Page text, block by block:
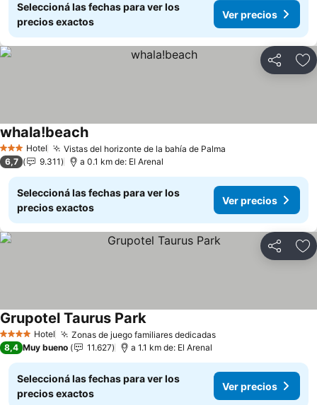
Seleccioná las fechas para ver los
precios exactos
Ver precios
Compartir
3 Estrellas
Hotel Vistas del horizonte de la bahía de Palma
whala!beachVer precios
6,7 9.311 a 0.1 km de: El Arenal
Seleccioná las fechas para ver los
precios exactos
Ver precios
Compartir
4 EstrellasHotel Zonas de juego familiares dedicadasVer precios
Grupotel Taurus ParkVer precios
8,4 Muy bueno 11.627 a 1.1 km de: El Arenal
Seleccioná las fechas para ver los
precios exactos
Ver precios